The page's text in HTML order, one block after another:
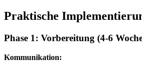
Praktische
Phase 1: Vorbereitung (4-6
Kommunikation: